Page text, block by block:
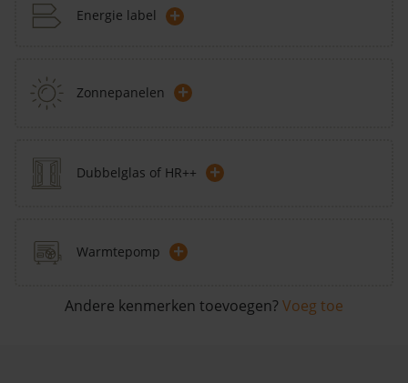
Energie label +
Zonnepanelen +
Dubbelglas of HR++ +
Warmtepomp +
Andere kenmerken toevoegen? Voeg toe